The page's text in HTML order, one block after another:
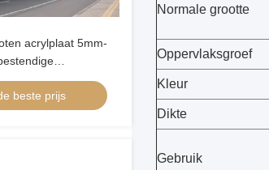
acrylplaat 5mm-
beste prijs
Normale grootte
Oppervlaksgroef
Kleur
Dikte
Gebruik